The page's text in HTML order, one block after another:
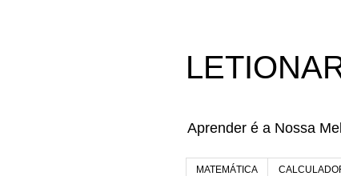
Aprender é a Nossa
MATEMÁTICA